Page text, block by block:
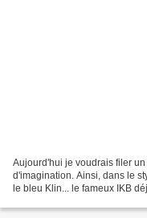
Aujourd'hui je voudrais filer
d'imagination. Ainsi, dans le
le bleu Klin... le fameux IKB